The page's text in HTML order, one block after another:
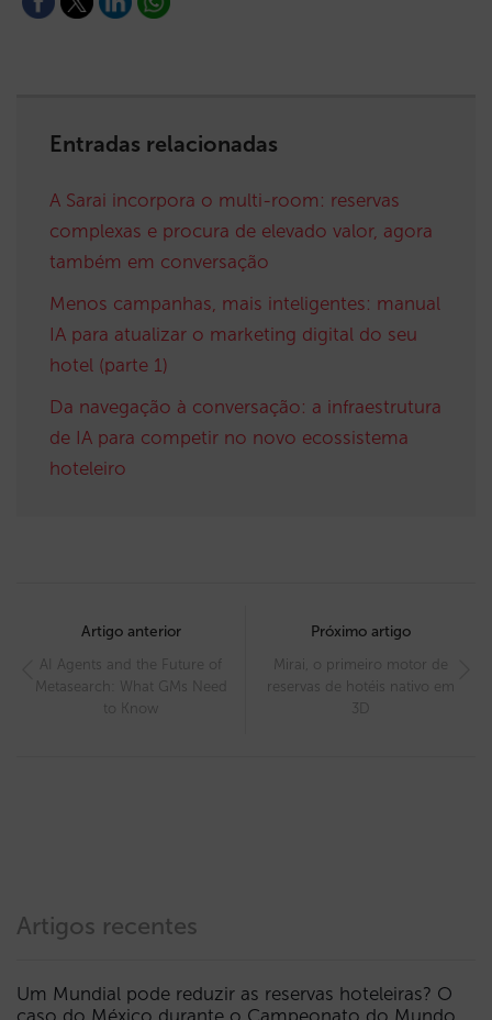
Entradas relacionadas
A Sarai incorpora o multi-room: reservas
complexas e procura de elevado valor, agora
também em conversação
Menos campanhas, mais inteligentes: manual
IA para atualizar o marketing digital do seu
hotel (parte 1)
Da navegação à conversação: a infraestrutura
de IA para competir no novo ecossistema
hoteleiro
navigation
Artigo anterior
AI Agents and the Future of
Metasearch: What GMs Need
to Know
Próximo artigo
Mirai, o primeiro motor de
reservas de hotéis nativo em
3D
Artigos recentes
Um Mundial pode reduzir as reservas hoteleiras? O
caso do México durante o Campeonato do Mundo